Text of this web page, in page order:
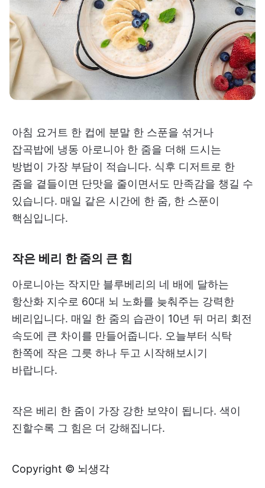
아침 요거트 한 컵에 분말 한 스푼을 섞거나
잡곡밥에 냉동 아로니아 한 줌을 더해 드시는
방법이 가장 부담이 적습니다. 식후 디저트로 한
줌을 곁들이면 단맛을 줄이면서도 만족감을 챙길 수
있습니다. 매일 같은 시간에 한 줌, 한 스푼이
핵심입니다.
작은 베리 한 줌의 큰 힘
아로니아는 작지만 블루베리의 네 배에 달하는
항산화 지수로 60대 뇌 노화를 늦춰주는 강력한
베리입니다. 매일 한 줌의 습관이 10년 뒤 머리 회전
속도에 큰 차이를 만들어줍니다. 오늘부터 식탁
한쪽에 작은 그릇 하나 두고 시작해보시기
바랍니다.
작은 베리 한 줌이 가장 강한 보약이 됩니다. 색이
진할수록 그 힘은 더 강해집니다.
Copyright © 뇌생각